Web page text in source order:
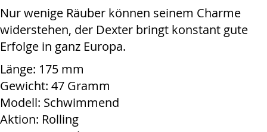
Nur wenige Räuber können seinem Charme
widerstehen, der Dexter bringt konstant gute
Erfolge in ganz Europa.
Länge: 175 mm
Gewicht: 47 Gramm
Modell: Schwimmend
Aktion: Rolling